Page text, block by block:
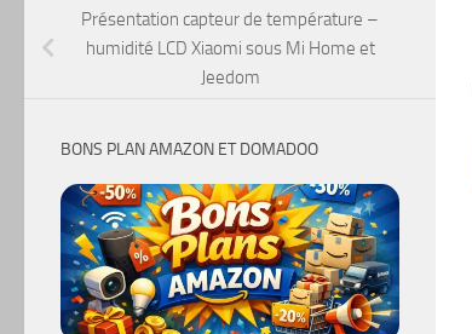
Présentation capteur de température –
humidité LCD Xiaomi sous Mi Home et
Jeedom
BONS PLAN AMAZON ET DOMADOO